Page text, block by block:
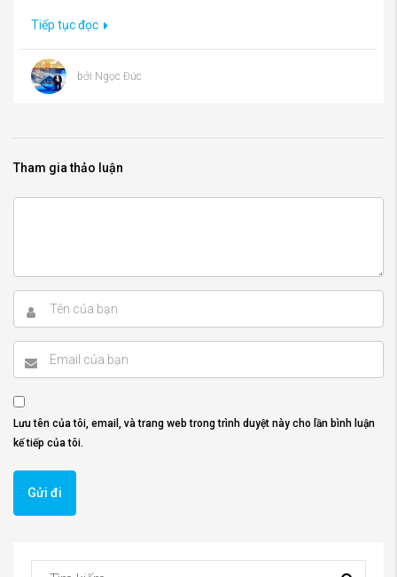
Tiếp tục đọc
bởi Ngọc Đức
Tham gia thảo luận
Lưu tên của tôi, email, và trang web trong trình duyệt này cho lần bình luận
kế tiếp của tôi.